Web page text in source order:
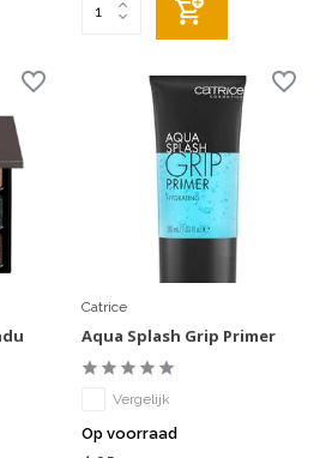
Catrice
Aqua Splash Grip Primer
Vergelijk
Op voorraad